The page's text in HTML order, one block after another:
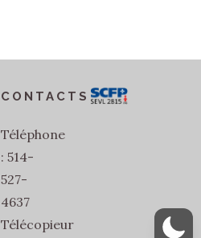
CONTACTS
Téléphone
: 514-
527-
4637
Télécopieur